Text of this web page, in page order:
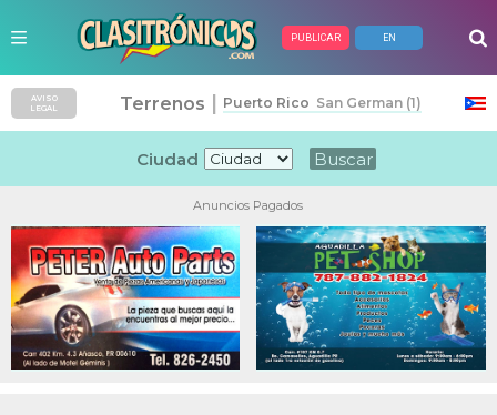
PUBLICAR EN
Anuncios Pagados
AVISO
LEGAL
Terrenos Puerto Rico San German (1)
Ciudad